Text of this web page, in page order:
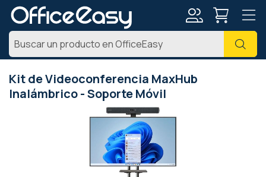
Kit de Videoconferencia MaxHub
Inalámbrico - Soporte Móvil